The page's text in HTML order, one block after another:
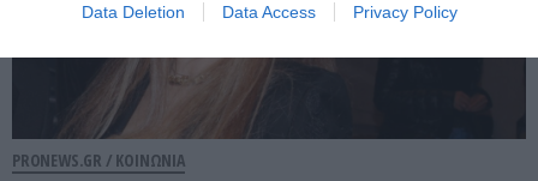
Data Deletion Data Access Privacy Policy
PRONEWS.GR / ΚΟΙΝΩΝΙΑ